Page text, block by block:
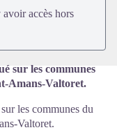
accès hors
sur les communes
Amans-Valtoret.
les communes du
Valtoret.